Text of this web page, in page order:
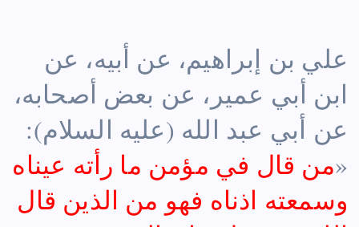
علي بن إبراهيم، عن أبيه، عن
ابن أبي عمير، عن بعض أصحابه،
عن أبي عبد الله (عليه السلام):
«من قال في مؤمن ما رأته عيناه
وسمعته اذناه فهو من الذين قال